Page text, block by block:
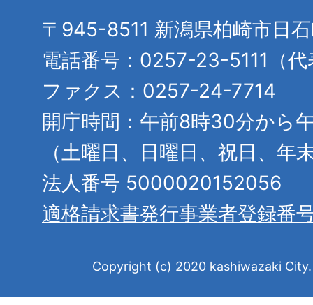
〒945-8511 新潟県柏崎市日
電話番号：0257-23-5111（代
ファクス：0257-24-7714
開庁時間：午前8時30分から
（土曜日、日曜日、祝日、年
法人番号 5000020152056
適格請求書発行事業者登録番
Copyright (c) 2020 kashiwazaki